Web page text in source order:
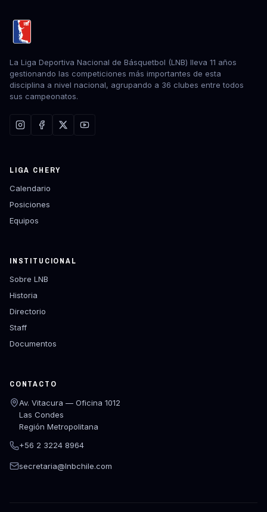
La Liga Deportiva Nacional de Básquetbol (LNB) lleva 11 años
gestionando las competiciones más importantes de esta
disciplina a nivel nacional, agrupando a 36 clubes entre todos
sus campeonatos.
LIGA CHERY
Calendario
Posiciones
Equipos
INSTITUCIONAL
Sobre LNB
Historia
Directorio
Staff
Documentos
CONTACTO
Av. Vitacura — Oficina 1012
Las Condes
Región Metropolitana
+56 2 3224 8964
secretaria@lnbchile.com